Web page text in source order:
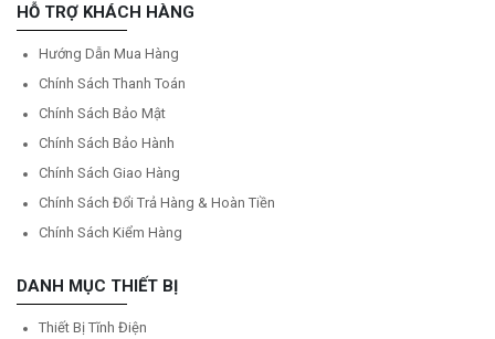
HỖ TRỢ KHÁCH HÀNG
Hướng Dẫn Mua Hàng
Chính Sách Thanh Toán
Chính Sách Bảo Mật
Chính Sách Bảo Hành
Chính Sách Giao Hàng
Chính Sách Đổi Trả Hàng & Hoàn Tiền
Chính Sách Kiểm Hàng
DANH MỤC THIẾT BỊ
Thiết Bị Tĩnh Điện